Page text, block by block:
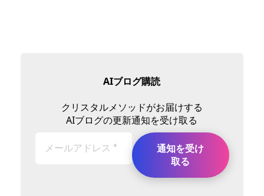
AIブログ購読
クリスタルメソッドがお届けする
AIブログの更新通知を受け取る